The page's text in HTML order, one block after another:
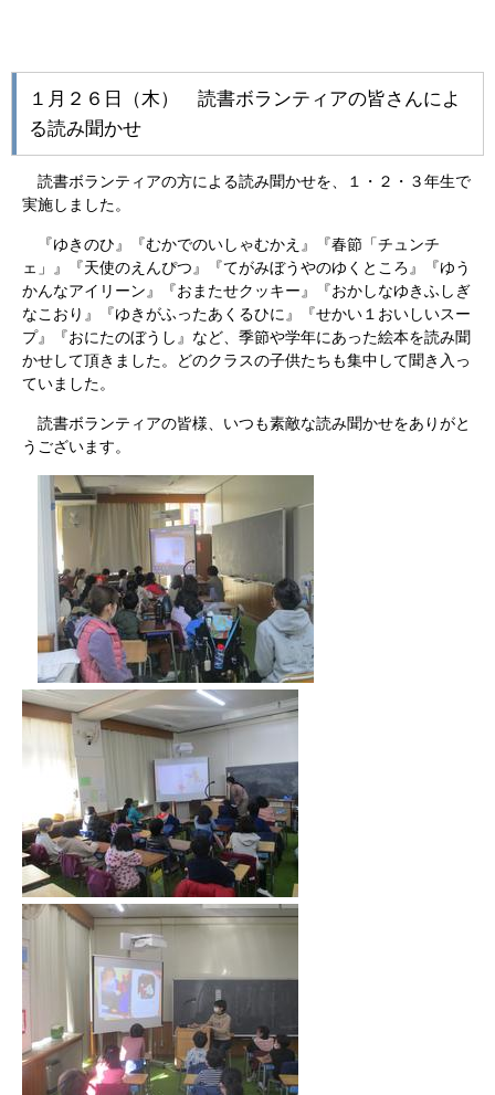
１月２６日（木） 読書ボランティアの皆さんによ
る読み聞かせ
読書ボランティアの方による読み聞かせを、１・２・３年生で
実施しました。
『ゆきのひ』『むかでのいしゃむかえ』『春節「チュンチ
ェ」』『天使のえんぴつ』『てがみぼうやのゆくところ』『ゆう
かんなアイリーン』『おまたせクッキー』『おかしなゆきふしぎ
なこおり』『ゆきがふったあくるひに』『せかい１おいしいスー
プ』『おにたのぼうし』など、季節や学年にあった絵本を読み聞
かせして頂きました。どのクラスの子供たちも集中して聞き入っ
ていました。
読書ボランティアの皆様、いつも素敵な読み聞かせをありがと
うございます。